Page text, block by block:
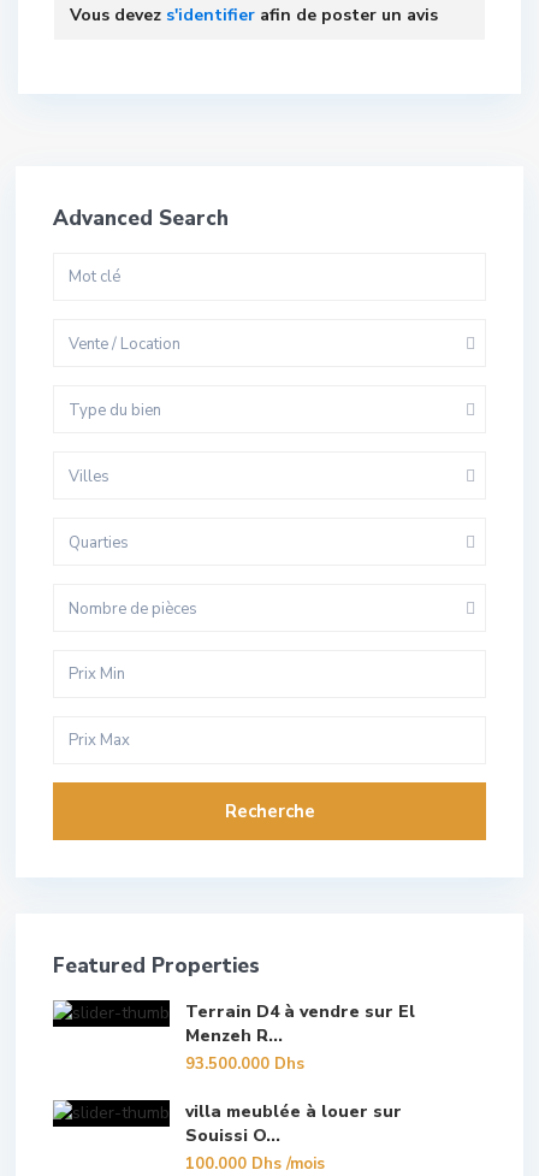
Vous devez s'identifier afin de poster un avis
Advanced Search
Vente / Location
Type du bien
Villes
Quarties
Nombre de pièces
Recherche
Featured Properties
Terrain D4 à vendre sur El
Menzeh R...
93.500.000 Dhs
villa meublée à louer sur
Souissi O...
100.000 Dhs/mois